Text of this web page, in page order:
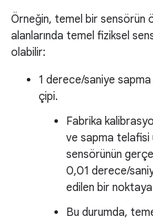
Örneğin, temel bir sensörün
alanlarında temel fiziksel
olabilir:
1 derece/saniye sapma
çipi.
Fabrika
ve sapma telafisi
sensörünün
0,01 derece/
edilen bir
Bu durumda,